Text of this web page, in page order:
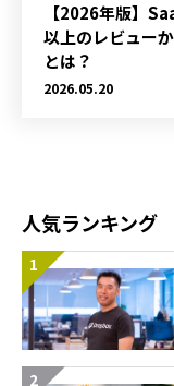
【2026年版】
以上のレビュー
とは？
2026.05.20
人気ランキング